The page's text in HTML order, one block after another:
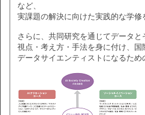
など、
実課題の解決に向けた実践的な学修
さらに、共同研究を通じてデータ
視点・考え方・手法を身に付け、国
データサイエンティストになるため